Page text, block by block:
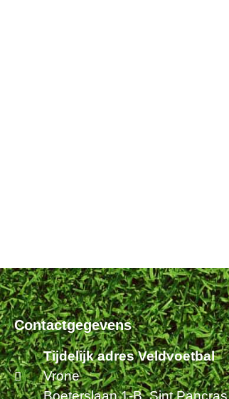
Contactgegevens
Tijdelijk adres Veldvoetbal
Vrone
Boeterslaan 1-B, Sint Pancras